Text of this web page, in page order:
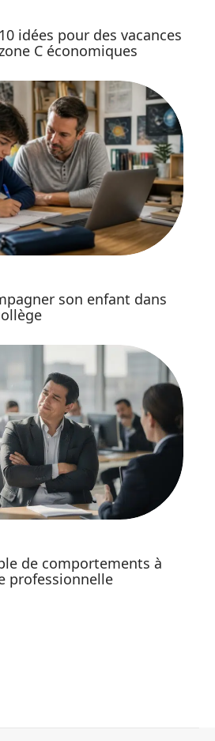
idées pour des vacances
C économiques
son enfant dans
de comportements à
professionnelle